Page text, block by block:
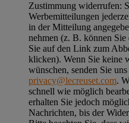
Zustimmung widerrufen:
Werbemitteilungen
in der Mitteilung
nehmen (z. B. können
Sie auf den Link zum
klicken). Wenn Sie keine
wünschen, senden Sie
privacy@lecreuset.com.
schnell wie möglich
erhalten Sie jedoch
Nachrichten, bis der